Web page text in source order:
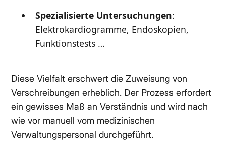
Spezialisierte Untersuchungen:
Elektrokardiogramme, Endoskopien,
Funktionstests …
Diese Vielfalt erschwert die Zuweisung von
Verschreibungen erheblich. Der Prozess erfordert
ein gewisses Maß an Verständnis und wird nach
wie vor manuell vom medizinischen
Verwaltungspersonal durchgeführt.